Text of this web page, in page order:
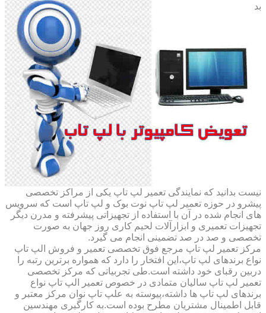
بد
نیست بدانید که نمایندگی تعمیر لپ تاپ یکی از مراکز تخصصی
پیشرو در حوزه تعمیر لپ تاپ نوت بوک و لپ تاپ است که سرویس
های انجام شده در آن با استفاده از تجهیزاتی پیشرفته و مدرن دیگر
تجهیزات تعمیری و ابزارآلات لحیم کاری روز جهان به صورت
تخصصی و صد در صد تضمینی انجام می گیرد.
مرکز تعمیر لپ تاپ مرجع فوق تخصصی تعمیر و فروش الپ تاپ
نواع برندهای لپ تاپ،این افتخار را دارد که همواره برترین رتبه را
دربین رقبای خود داشته است.طی تجربیاتی که مرکز تخصصی
تعمیر لپ تاپ سالیان متمادی در خصوص تعمیر الپ تاپ نواع
برندهای لپ تاپ ها داشته،پیوسته به علپ تاپ نوان مرکز معتبر و
قابل اطمینال مشتریان مطرح بوده است.به کارگیری مهندسین